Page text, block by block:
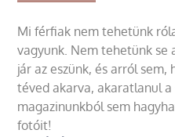
Mi férfiak nem tehetünk
vagyunk. Nem tehetünk se
jár az eszünk, és arról
téved akarva, akaratlanul
magazinunkból sem
fotóit!